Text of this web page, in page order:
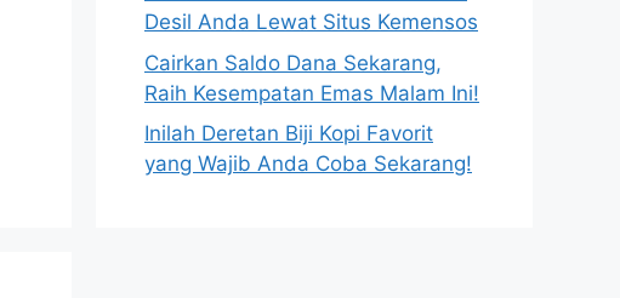
Desil Anda Lewat Situs Kemensos
Cairkan Saldo Dana Sekarang,
Raih Kesempatan Emas Malam Ini!
Inilah Deretan Biji Kopi Favorit
yang Wajib Anda Coba Sekarang!